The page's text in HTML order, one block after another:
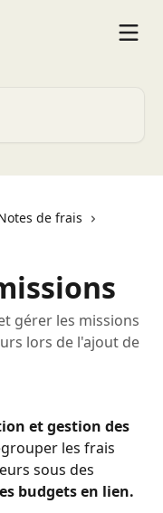
de frais
gérer les missions
lors de l'ajout de
et gestion des
les frais
sous des
budgets en lien.